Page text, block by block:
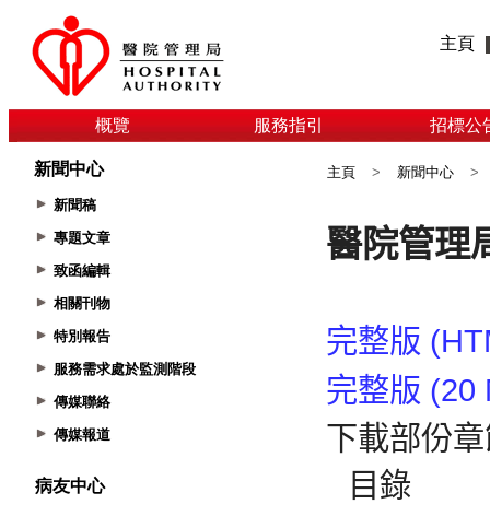
主頁
概覽 服務指引 招標公
新聞中心
新聞稿
專題文章
致函編輯
相關刊物
特別報告
服務需求處於監測階段
傳媒聯絡
傳媒報道
病友中心
主頁 > 新聞中心 >